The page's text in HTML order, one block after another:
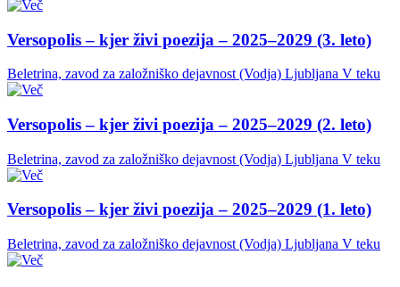
Versopolis – kjer živi poezija – 2025–2029 (3. leto)
Beletrina, zavod za založniško dejavnost (Vodja) Ljubljana V teku
Versopolis – kjer živi poezija – 2025–2029 (2. leto)
Beletrina, zavod za založniško dejavnost (Vodja) Ljubljana V teku
Versopolis – kjer živi poezija – 2025–2029 (1. leto)
Beletrina, zavod za založniško dejavnost (Vodja) Ljubljana V teku